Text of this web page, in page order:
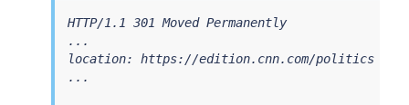
HTTP/1.1 301 Moved Permanently
...
location: https://edition.cnn.com/politics
...